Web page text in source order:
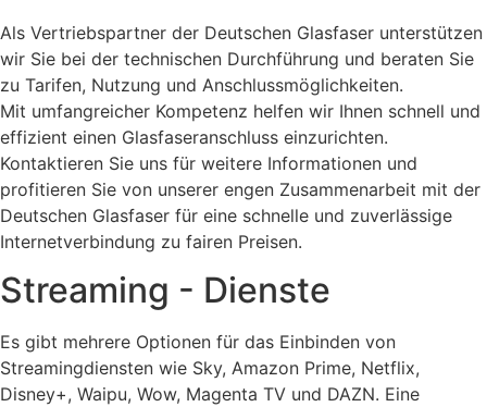
Als Vertriebspartner der Deutschen Glasfaser unterstützen
wir Sie bei der technischen Durchführung und beraten Sie
zu Tarifen, Nutzung und Anschlussmöglichkeiten.
Mit umfangreicher Kompetenz helfen wir Ihnen schnell und
effizient einen Glasfaseranschluss einzurichten.
Kontaktieren Sie uns für weitere Informationen und
profitieren Sie von unserer engen Zusammenarbeit mit der
Deutschen Glasfaser für eine schnelle und zuverlässige
Internetverbindung zu fairen Preisen.
Streaming - Dienste
Es gibt mehrere Optionen für das Einbinden von
Streamingdiensten wie Sky, Amazon Prime, Netflix,
Disney+, Waipu, Wow, Magenta TV und DAZN. Eine